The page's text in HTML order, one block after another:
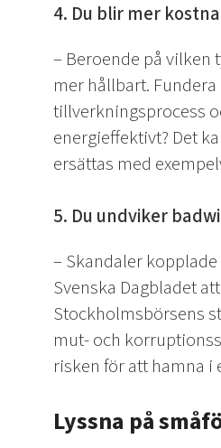
4. Du blir mer
– Beroende på vilken
mer hållbart.
tillverkningsprocess
energieffektivt? Det
ersättas med
5. Du undviker
– Skandaler
Svenska Dagbladet
Stockholmsbörsens
mut- och
risken för att hamna i
Lyssna på